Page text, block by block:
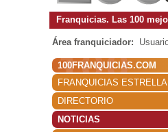
Franquicias. Las 100
Área franquiciador:
100FRANQUICIAS.COM
FRANQUICIAS ESTRELLA
DIRECTORIO
NOTICIAS